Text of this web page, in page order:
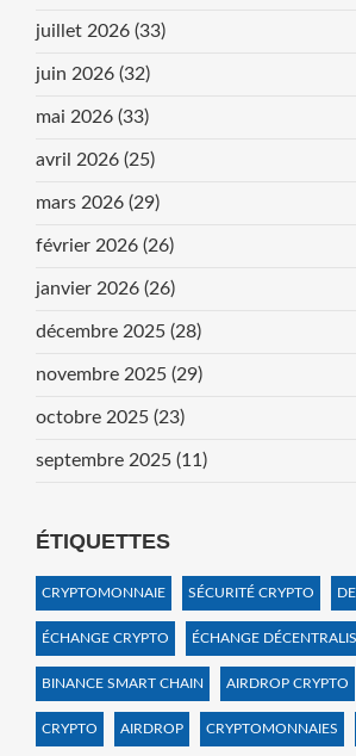
juillet 2026 (33)
juin 2026 (32)
mai 2026 (33)
avril 2026 (25)
mars 2026 (29)
février 2026 (26)
janvier 2026 (26)
décembre 2025 (28)
novembre 2025 (29)
octobre 2025 (23)
septembre 2025 (11)
ÉTIQUETTES
CRYPTOMONNAIE SÉCURITÉ CRYPTO
ÉCHANGE CRYPTO ÉCHANGE
BINANCE SMART CHAIN AIRDROP CRYPTO
CRYPTO AIRDROP CRYPTOMONNAIES